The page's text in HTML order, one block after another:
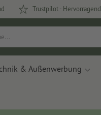
Trustpilot - Hervorragend
& Außenwerbung